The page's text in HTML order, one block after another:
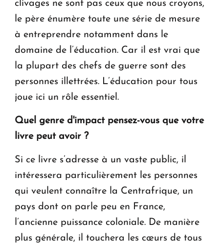
clivages ne sont pas ceux que nous croyons,
le père énumère toute une série de mesure
à entreprendre notamment dans le
domaine de l’éducation. Car il est vrai que
la plupart des chefs de guerre sont des
personnes illettrées. L’éducation pour tous
joue ici un rôle essentiel.
Quel genre d'impact pensez-vous que votre
livre peut avoir ?
Si ce livre s’adresse à un vaste public, il
intéressera particulièrement les personnes
qui veulent connaître la Centrafrique, un
pays dont on parle peu en France,
l’ancienne puissance coloniale. De manière
plus générale, il touchera les cœurs de tous